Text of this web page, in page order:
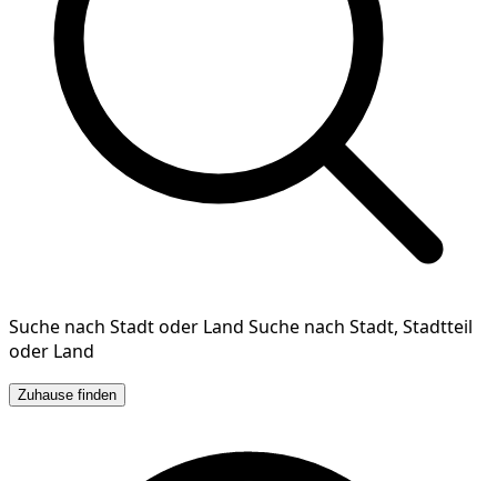
Suche nach Stadt oder Land Suche nach Stadt, Stadtteil
oder Land
Zuhause finden